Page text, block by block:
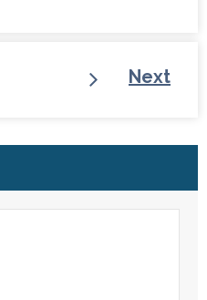
Next